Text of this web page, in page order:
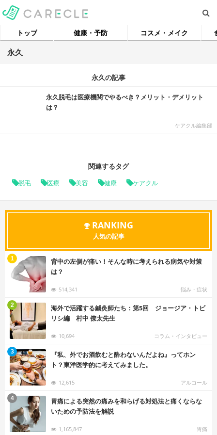
トップ 健康・予防 コスメ・メイク
永久
永久の記事
永久脱毛は医療機関でやるべき？メリット・デメリット
は？
ケアクル編集部
関連するタグ
脱毛 医療 美容 健康 ケアクル
RANKING
人気の記事
背中の左側が痛い！そんな時に考えられる病気や対策
は？
514,341 悩み・症状
1
海外で活躍する鍼灸師たち：第5回 ジョージア・トビ
リシ編 村中 僚太先生
10,694 コラム・インタビュー
2
『私、外でお酒飲むと酔わないんだよね』ってホン
ト？東洋医学的に考えてみました。
12,615 アルコール
3
胃痛による突然の痛みを和らげる対処法と痛くならな
いための予防法を解説
1,165,847 胃痛
4